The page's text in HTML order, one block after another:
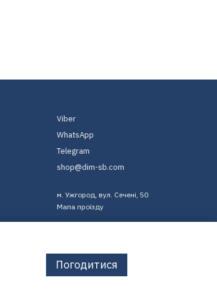
Viber
WhatsApp
Telegram
shop@dim-sb.com
м. Ужгород, вул. Сечені, 50
Мапа проїзду
Погодитися